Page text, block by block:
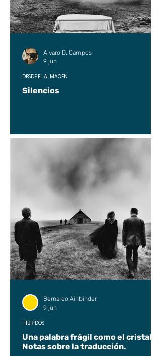
Silencios
DESDE EL ALMACÉN
Alvaro D. Campos
9 jun
Una palabra frágil como el cristal.
Notas sobre la traducción.
HÍBRIDOS
Bernardo Ainbinder
9 jun